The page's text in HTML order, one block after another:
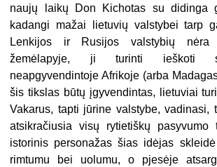
naujų laikų Don Kichotas su didinga
kadangi mažai lietuvių valstybei tarp
Lenkijos ir Rusijos valstybių nėra
žemėlapyje, ji turinti ieškoti
neapgyvendintoje Afrikoje (arba
šis tikslas būtų įgyvendintas, lietuviai
Vakarus, tapti jūrine valstybe, vadinasi,
atsikračiusia visų rytietiškų pasyvumo
istorinis personažas šias idėjas
rimtumu bei uolumu, o pjesėje